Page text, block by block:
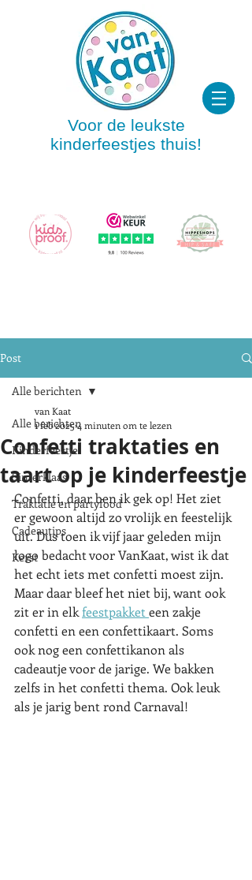
Voor de leukste
kinderfeestjes thuis!
Post
Alle berichten
Kinderfeestje
Sinterklaas
Traktatie en partyfood
Cadeautips
Kerst
Alle berichten
Confetti traktaties en
taart op je kinderfeestje
van Kaat
1 feb 20254 minuten om te lezen
Confetti, daar ben ik gek op! Het ziet
er gewoon altijd zo vrolijk en feestelijk
uit. Dus toen ik vijf jaar geleden mijn
logo bedacht voor VanKaat, wist ik dat
het echt iets met confetti moest zijn.
Maar daar bleef het niet bij, want ook
zit er in elk feestpakket een zakje
confetti en een confettikaart. Soms
ook nog een confettikanon als
cadeautje voor de jarige. We bakken
zelfs in het confetti thema. Ook leuk
als je jarig bent rond Carnaval!